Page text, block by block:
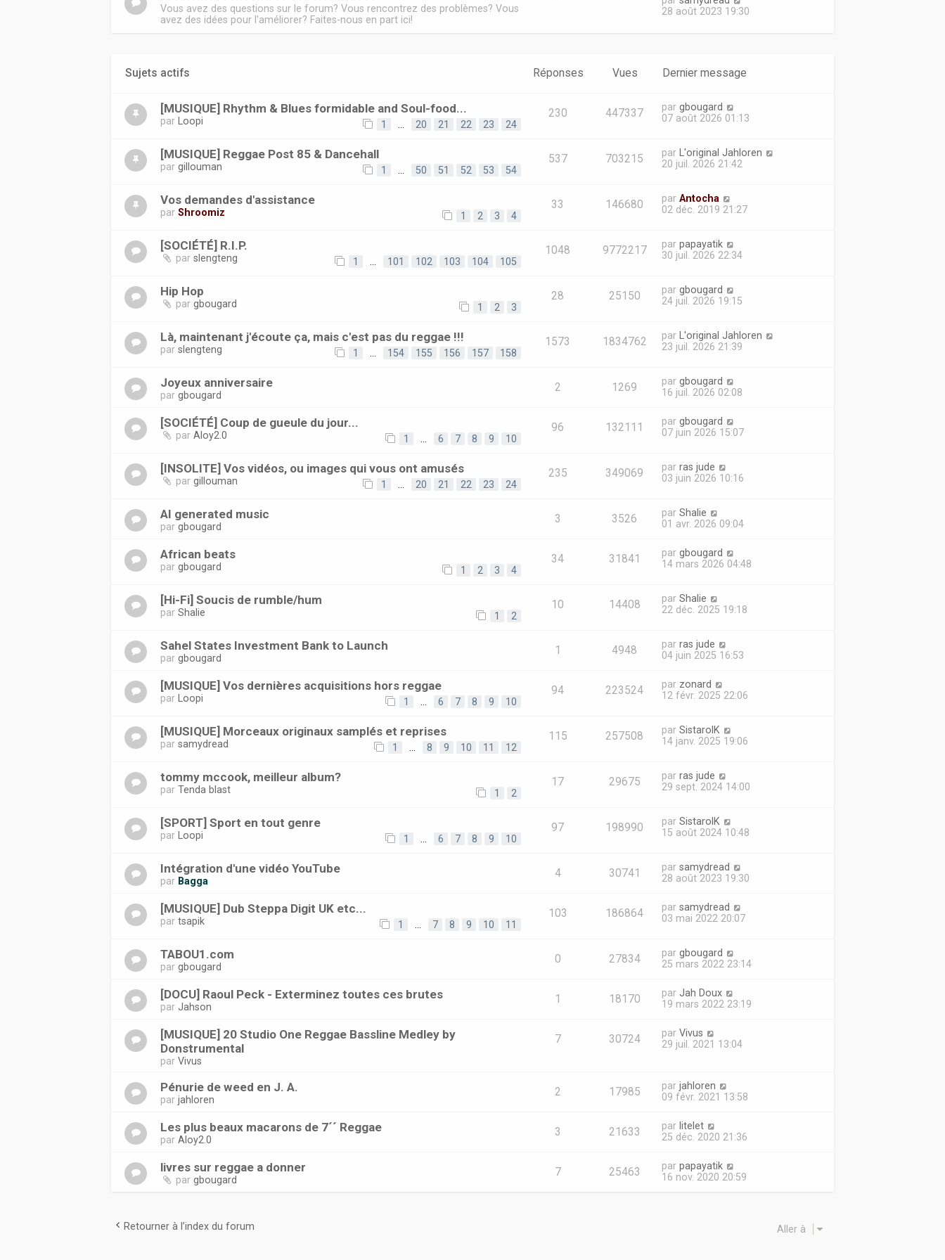
d
r
s
e
Vous avez des questions sur le forum? Vous rencontrez des problèmes? Vous
avez des idées pour l'améliorer? Faites-nous en part ici!
o
e
i
e
e
s
e
28 août 2023 19:30
Sujets actifs Réponses Vues Dernier message
[MUSIQUE] Rhythm & Blues formidable and Soul-food...
par Loopi 1 20 21 22 23 24
230 447337 par gbougard
07 août 2026 01:13
[MUSIQUE] Reggae Post 85 & Dancehall
pargillouman 1 50 51 52 53 54
537 703215 par
L'original Jahloren
20 juil. 2026 21:42
Vos demandes d'assistance
parShroomiz 1 2 3 4
33 146680 par Antocha
02 déc. 2019 21:27
[SOCIÉTÉ] R.I.P.
parslengteng 1 101 102 103 104 105
1048 9772217 par papayatik
30 juil. 2026 22:34
Hip Hop
pargbougard 1 2 3
28 25150 par gbougard
24 juil. 2026 19:15
Là, maintenant j'écoute ça, mais c'est pas du reggae !!!
parslengteng 1 154 155 156 157 158
1573 1834762 par
L'original Jahloren
23 juil. 2026 21:39
Joyeux anniversaire
pargbougard
2 1269 par gbougard
16 juil. 2026 02:08
[SOCIÉTÉ] Coup de gueule du jour...
parAloy2.0 1 6 7 8 9 10
96 132111 par gbougard
07 juin 2026 15:07
[INSOLITE] Vos vidéos, ou images qui vous ont amusés
pargillouman 1 20 21 22 23 24
235 349069 par ras jude
03 juin 2026 10:16
AI generated music
pargbougard
3 3526 par Shalie
01 avr. 2026 09:04
African beats
pargbougard 1 2 3 4
34 31841 par gbougard
14 mars 2026 04:48
[Hi-Fi] Soucis de rumble/hum
parShalie 1 2
10 14408 par Shalie
22 déc. 2025 19:18
Sahel States Investment Bank to Launch
pargbougard
1 4948 par ras jude
04 juin 2025 16:53
[MUSIQUE] Vos dernières acquisitions hors reggae
par Loopi 1 6 7 8 9 10
94 223524 par zonard
12 févr. 2025 22:06
[MUSIQUE] Morceaux originaux samplés et reprises
parsamydread 1 8 9 10 11 12
115 257508 par SistarolK
14 janv. 2025 19:06
tommy mccook, meilleur album?
parTenda blast 1 2
17 29675 par ras jude
29 sept. 2024 14:00
[SPORT] Sport en tout genre
par Loopi 1 6 7 8 9 10
97 198990 par SistarolK
15 août 2024 10:48
Intégration d'une vidéo YouTube
par Bagga
4 30741 par samydread
28 août 2023 19:30
[MUSIQUE] Dub Steppa Digit UK etc...
partsapik 1 7 8 9 10 11
103 186864 par samydread
03 mai 2022 20:07
TABOU1.com
pargbougard
0 27834 par gbougard
25 mars 2022 23:14
[DOCU] Raoul Peck - Exterminez toutes ces brutes
parJahson
1 18170 par Jah Doux
19 mars 2022 23:19
[MUSIQUE] 20 Studio One Reggae Bassline Medley by
Donstrumental
parVivus
7 30724 par Vivus
29 juil. 2021 13:04
Pénurie de weed en J. A.
parjahloren
2 17985 par jahloren
09 févr. 2021 13:58
Les plus beaux macarons de 7´´ Reggae
parAloy2.0
3 21633 par litelet
25 déc. 2020 21:36
livres sur reggae a donner
pargbougard
7 25463 par papayatik
16 nov. 2020 20:59
Retourner à l’index du forum Aller à